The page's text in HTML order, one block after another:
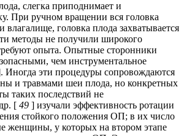
слегка приподнимает и
При ручном вращении вся головка
влагалище, головка плода захватывается
методы не получили широкого
опыта. Опытные сторонники
чем инструментальное
Иногда эти процедуры сопровождаются
и травмами шеи плода, но конкретных
таких последствий не
[ 49 ] изучали эффективность ротации
стойкого положения ОП; в их число
женщины, у которых на втором этапе